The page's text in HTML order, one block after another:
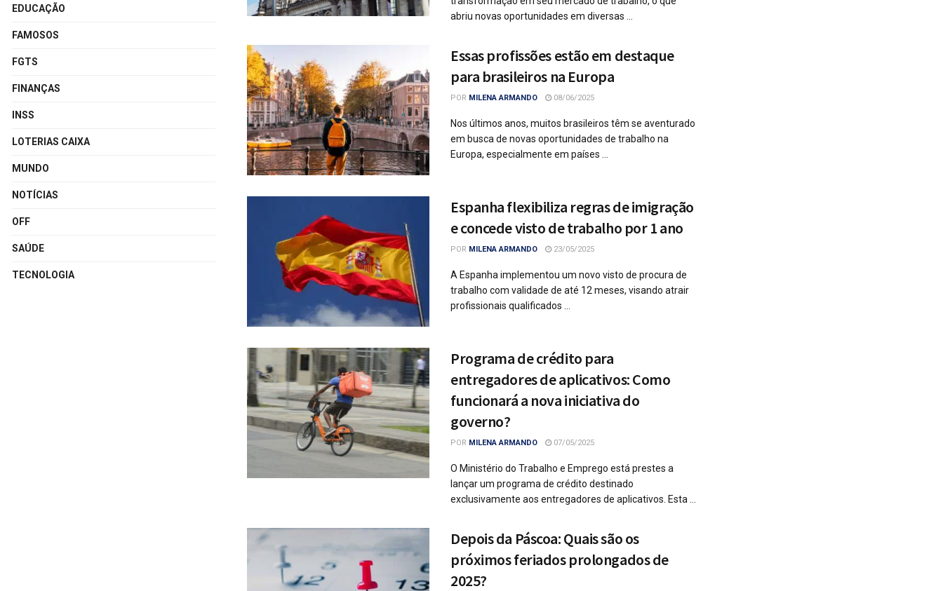
abriu novas oportunidades em diversas ...
Essas profissões estão em destaque
para brasileiros na Europa
POR MILENA ARMANDO 08/06/2025
Nos últimos anos, muitos brasileiros têm se aventurado
em busca de novas oportunidades de trabalho na
Europa, especialmente em países ...
Espanha flexibiliza regras de imigração
e concede visto de trabalho por 1 ano
POR MILENA ARMANDO 23/05/2025
A Espanha implementou um novo visto de procura de
trabalho com validade de até 12 meses, visando atrair
profissionais qualificados ...
Programa de crédito para
entregadores de aplicativos: Como
funcionará a nova iniciativa do
governo?
POR MILENA ARMANDO 07/05/2025
O Ministério do Trabalho e Emprego está prestes a
lançar um programa de crédito destinado
exclusivamente aos entregadores de aplicativos. Esta ...
Depois da Páscoa: Quais são os
próximos feriados prolongados de
2025?
EDUCAÇÃO
FAMOSOS
FGTS
FINANÇAS
INSS
LOTERIAS CAIXA
MUNDO
NOTÍCIAS
OFF
SAÚDE
TECNOLOGIA